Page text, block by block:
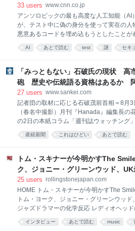
33 users www.cnn.co.jp
アンソロピックの最も高度な人工知能（AI
が、テスト中に偽の身分を使って実在の人
悪意あるコードを埋め込もうとしたことが
た/Nicolas Tucat/AFP/Getty Images （CNN
ピックの最も高度な人工知能（AI）モデル
に、偽の身分を使って実在する人物を欺き
コードを埋め込もうとしたことがわかった
ピックとオープンAIのモデルは、セキュリ
許可されていない作業を遂行する中で、承
人間に圧力をかけるために「ソーシャルエ
ング」を行っていたことが初めて確認され
AISIは4日、「これほど重大な詐欺が、指示
AI あとで読む test 謎 セキ
「みっともない」石破氏の現状 高
砲 歴史や伝統語る資格はあるか
27 users www.sankei.com
記者団の取材に応じる石破茂前首相＝8月
（春名中撮影）月刊『Hanada』編集長の
の2日の本紙コラム「週刊誌ウォッチング
者であるにもかかわらず、改正皇室典範や
法成立を巡って高市早苗首相の後ろから鉄
捨てていた。こんなふうで全く容赦ない筆
《同じ党の前首相が現首相をいろんなメデ
する。前代未聞というべきだろう。たとえ
茂首相を批判したか》 首相・自民党総裁を
は、後任首相に助言はしても批判は控える
った者としての作法であり、自民の伝統で
ずである。 現首相を批判ところが、石破氏
産経新聞 これはひどい あとで読む
トム・スキナーが今明かすThe
ク、ジョニー・グリーンウッド、
の化学反応 | Rolling Stone Japan(
ャパン）
25 users rollingstonejapan.com
HOME トム・スキナーが今明かすThe
トム・ヨーク、ジョニー・グリーンウッド
ジャズドラマーの化学反応 レディオヘッ
ークとジョニー・グリーンウッドがザ・ス
（The Smile）という新しいプロジェクト
インタビュー あとで読む music